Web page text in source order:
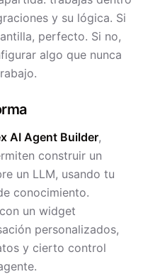
y su lógica. Si
perfecto. Si no,
algo que nunca
AI Agent Builder,
construir un
un LLM, usando tu
conocimiento.
un widget
personalizados,
y cierto control